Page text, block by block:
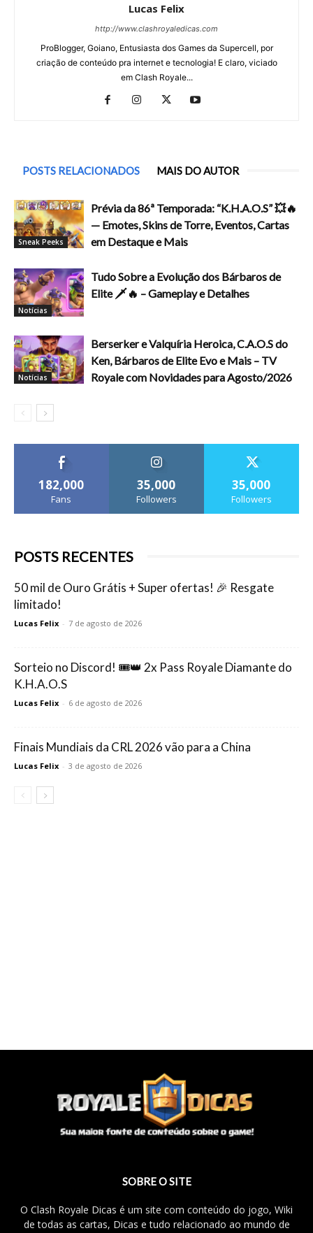
Lucas Felix
http://www.clashroyaledicas.com
ProBlogger, Goiano, Entusiasta dos Games da Supercell, por
criação de conteúdo pra internet e tecnologia! E claro, viciado
em Clash Royale...
POSTS RELACIONADOS MAIS DO AUTOR
Sneak Peeks
Prévia da 86ª Temporada: “K.H.A.O.S” 💥🔥
— Emotes, Skins de Torre, Eventos, Cartas
em Destaque e Mais
Notícias
Tudo Sobre a Evolução dos Bárbaros de
Elite 🗡️🔥 – Gameplay e Detalhes
Notícias
Berserker e Valquíria Heroica, C.A.O.S do
Ken, Bárbaros de Elite Evo e Mais – TV
Royale com Novidades para Agosto/2026
182,000
Fans
35,000
Followers
35,000
Followers
POSTS RECENTES
50 mil de Ouro Grátis + Super ofertas! 🎉 Resgate
limitado!
Lucas Felix - 7 de agosto de 2026
Sorteio no Discord! 🎟️👑 2x Pass Royale Diamante do
K.H.A.O.S
Lucas Felix - 6 de agosto de 2026
Finais Mundiais da CRL 2026 vão para a China
Lucas Felix - 3 de agosto de 2026
SOBRE O SITE
O Clash Royale Dicas é um site com conteúdo do jogo, Wiki
de todas as cartas, Dicas e tudo relacionado ao mundo de